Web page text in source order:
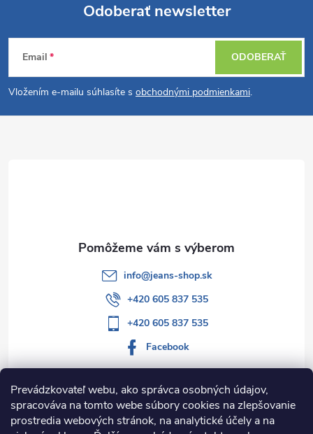
Prevádzkovateľ webu, ako správca osobných údajov,
spracováva na tomto webe súbory cookies na zlepšovanie
prostredia webových stránok, na analytické účely a na
Z
á
p
Odoberať newsletter
Email
Vložením e-mailu súhlasíte s obchodnými podmienkami.
ODOBERAŤ
Informácie pre vás
info@jeans-shop.sk
+420 605 837 535
+420 605 837 535
Facebook